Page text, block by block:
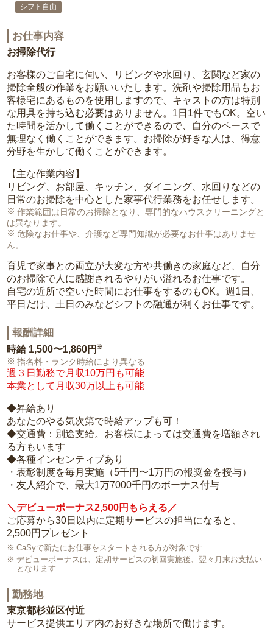
シフト自由
お仕事内容
お掃除代行
お客様のご自宅に伺い、リビングや水回り、玄関など家の
掃除全般の作業をお願いいたします。洗剤や掃除用品もお
客様宅にあるものを使用しますので、キャストの方は特別
な用具を持ち込む必要はありません。1日1件でもOK。空い
た時間を活かして働くことができるので、自分のペースで
無理なく働くことができます。お掃除が好きな人は、得意
分野を生かして働くことができます。
【主な作業内容】
リビング、お部屋、キッチン、ダイニング、水回りなどの
日常のお掃除を中心とした家事代行業務をお任せします。
作業範囲は日常のお掃除となり、専門的なハウスクリーニングと
は異なります。
危険なお仕事や、介護など専門知識が必要なお仕事はありませ
ん。
育児で家事との両立が大変な方や共働きの家庭など、自分
のお掃除で人に感謝されるやりがい溢れるお仕事です。
自宅の近所で空いた時間にお仕事をするのもOK。週1日、
平日だけ、土日のみなどシフトの融通が利くお仕事です。
報酬詳細
時給 1,500〜1,860円 ※
指名料・ランク時給により異なる
週３日勤務で月収10万円も可能
本業として月収30万以上も可能
◆昇給あり
あなたのやる気次第で時給アップも可！
◆交通費：別途支給。お客様によっては交通費を増額され
る方もいます
◆各種インセンティブあり
・表彰制度を毎月実施（5千円〜1万円の報奨金を授与）
・友人紹介で、最大1万7000千円のボーナス付与
＼デビューボーナス2,500円もらえる／
ご応募から30日以内に定期サービスの担当になると、
2,500円プレゼント
CaSyで新たにお仕事をスタートされる方が対象です
デビューボーナスは、定期サービスの初回実施後、翌々月末お支払い
となります
勤務地
東京都杉並区付近
サービス提供エリア内のお好きな場所で働けます。